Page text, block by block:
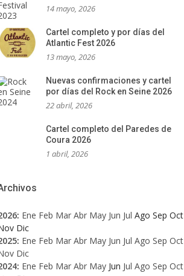
14 mayo, 2026
Cartel completo y por días del
Atlantic Fest 2026
13 mayo, 2026
Nuevas confirmaciones y cartel
por días del Rock en Seine 2026
22 abril, 2026
Cartel completo del Paredes de
Coura 2026
1 abril, 2026
: Ene Feb Mar Abr May Jun Jul Ago Sep Oct
Dic
: Ene Feb Mar Abr May Jun Jul Ago Sep Oct
Dic
: Ene Feb Mar Abr May Jun Jul Ago Sep Oct